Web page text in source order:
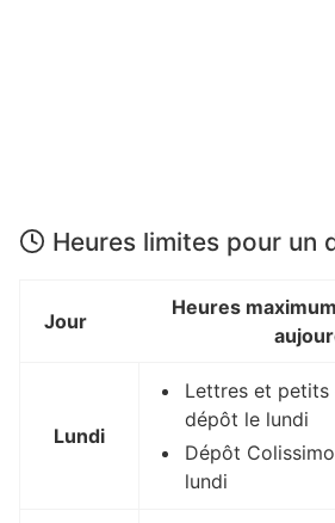
Heures limites pour un
Jour
Heures
Lundi
Lettres et petits
dépôt le lundi
Dépôt
lundi